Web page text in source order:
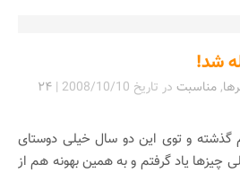
شد!
,مناسبت در تاریخ 2008/10/10
| ۲۴
گذشته و توی این دو سال خیلی دوستای
چیز‌ها یاد گرفتم و به همین بهونه هم از